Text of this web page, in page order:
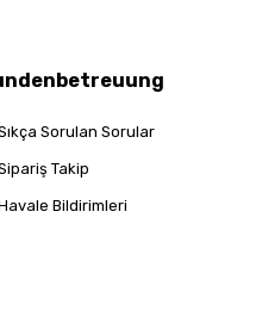
Sorulan Sorular
Takip
Bildirimleri